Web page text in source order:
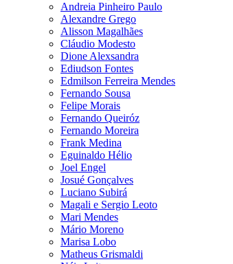
Andreia Pinheiro Paulo
Alexandre Grego
Alisson Magalhães
Cláudio Modesto
Dione Alexsandra
Ediudson Fontes
Edmilson Ferreira Mendes
Fernando Sousa
Felipe Morais
Fernando Queiróz
Fernando Moreira
Frank Medina
Eguinaldo Hélio
Joel Engel
Josué Gonçalves
Luciano Subirá
Magali e Sergio Leoto
Mari Mendes
Mário Moreno
Marisa Lobo
Matheus Grismaldi